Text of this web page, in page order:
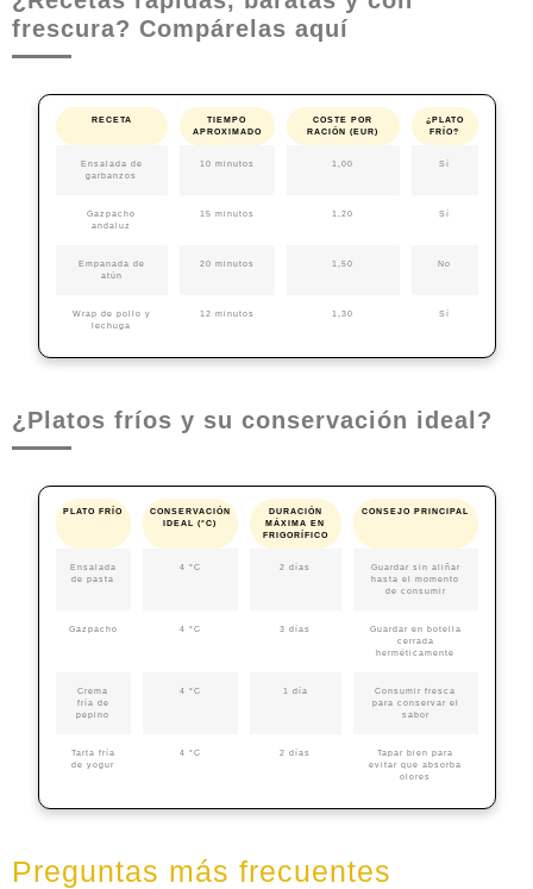
frescura? Compárelas aquí
RECETA
TIEMPO
APROXIMADO
COSTE POR
RACIÓN (EUR)
¿PLATO
FRÍO?
Ensalada de
garbanzos
10 minutos 1,00 Sí
Gazpacho
andaluz
15 minutos 1,20 Sí
Empanada de
atún
20 minutos 1,50 No
Wrap de pollo y
lechuga
12 minutos 1,30 Sí
¿Platos fríos y su conservación ideal?
PLATO FRÍO
CONSERVACIÓN
IDEAL (°C)
DURACIÓN
MÁXIMA EN
FRIGORÍFICO
CONSEJO PRINCIPAL
Ensalada
de pasta
4 °C 2 días
Guardar sin aliñar
hasta el momento
de consumir
Gazpacho 4 °C 3 días
Guardar en botella
cerrada
herméticamente
Crema
fría de
pepino
4 °C 1 día
Consumir fresca
para conservar el
sabor
Tarta fría
de yogur
4 °C 2 días
Tapar bien para
evitar que absorba
olores
Preguntas más frecuentes